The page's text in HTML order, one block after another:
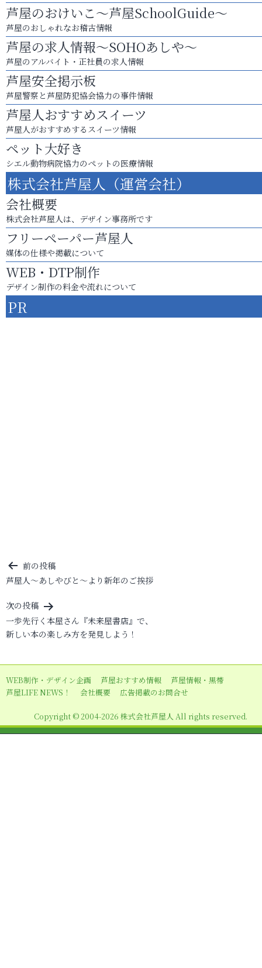
芦屋のおけいこ～芦屋SchoolGuide～
芦屋のおしゃれなお稽古情報
芦屋の求人情報～SOHOあしや～
芦屋のアルバイト・正社員の求人情報
芦屋安全掲示板
芦屋警察と芦屋防犯協会協力の事件情報
芦屋人おすすめスイーツ
芦屋人がおすすめするスイーツ情報
ペット大好き
シエル動物病院協力のペットの医療情報
株式会社芦屋人（運営会社）
会社概要
株式会社芦屋人は、デザイン事務所です
フリーペーパー芦屋人
媒体の仕様や掲載について
WEB・DTP制作
デザイン制作の料金や流れについて
PR
投
稿
ナ
ビ
ゲ
シ
ョ
前の投稿
芦屋人～あしやびと～より新年のご挨拶
次の投稿
一歩先行く本屋さん『未来屋書店』で、
新しい本の楽しみ方を発見しよう！
WEB制作・デザイン企画 芦屋おすすめ情報
芦屋情報・黒帯
芦屋LIFE NEWS！
会社概要 広告掲載のお問合せ
Copyright © 2004-2026 株式会社芦屋人 All rights reserved.